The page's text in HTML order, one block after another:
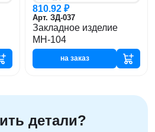
810.92 ₽
Арт. ЗД-037
Закладное изделие
МН-104
на заказ
детали?